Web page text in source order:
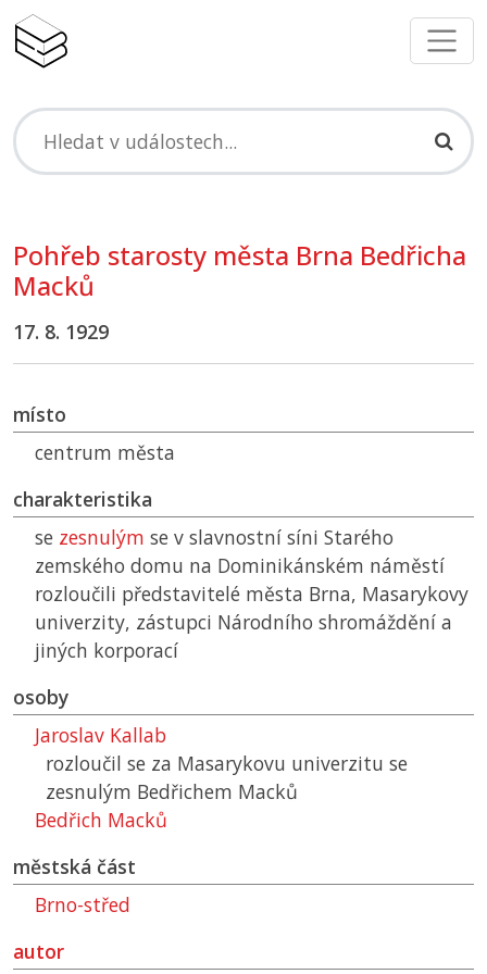
Pohřeb starosty města Brna Bedřicha
Macků
17. 8. 1929
místo
centrum města
charakteristika
se zesnulým se v slavnostní síni Starého
zemského domu na Dominikánském náměstí
rozloučili představitelé města Brna, Masarykovy
univerzity, zástupci Národního shromáždění a
jiných korporací
osoby
Jaroslav Kallab
rozloučil se za Masarykovu univerzitu se
zesnulým Bedřichem Macků
Bedřich Macků
městská část
Brno-střed
autor